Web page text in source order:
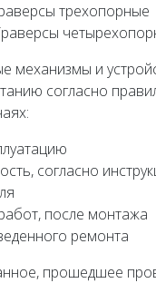
трехопорные
механизмы и
согласно
согласно
после монтажа
ремонта
прошедшее